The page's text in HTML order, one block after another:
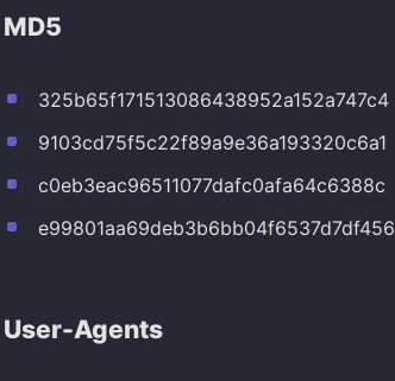
MD5
325b65f171513086438952a152a747c4
9103cd75f5c22f89a9e36a193320c6a1
c0eb3eac96511077dafc0afa64c6388c
e99801aa69deb3b6bb04f6537d7df456
User-Agents